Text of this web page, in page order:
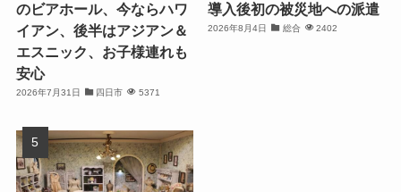
のビアホール、今ならハワ
イアン、後半はアジアン＆
エスニック、お子様連れも
安心
2026年7月31日 四日市 5371
導入後初の被災地への派遣
2026年8月4日 総合 2402